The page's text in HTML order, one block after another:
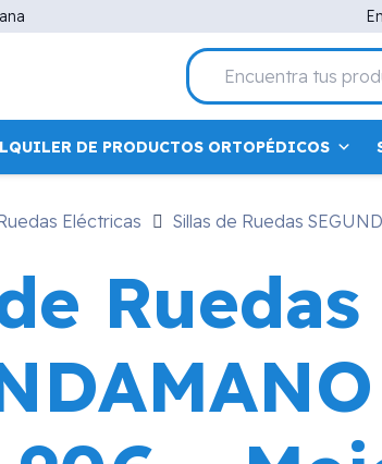
DE PRODUCTOS ORTOPÉDICOS
Eléctricas Sillas de Ruedas
Ruedas